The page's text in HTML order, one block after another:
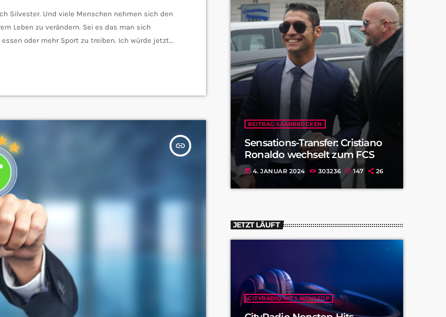
Silvester. Und viele Menschen nehmen sich den
Leben zu verändern. Sei es das man sich
oder mehr Sport zu treiben. Ich würde jetzt
Wir wollten aber konkret wissen was ihr
insert_link
BEITRAG SAARBRÜCKEN
Sensations-Transfer: Cristiano
Ronaldo wechselt zum FCS
today 4. JANUAR 2024 303236 147 26
JETZT LÄUFT
CITYRADIO HITS NONSTOP